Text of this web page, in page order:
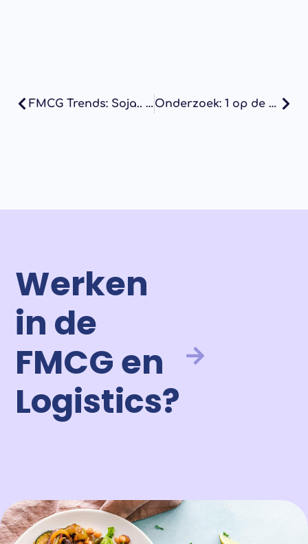
FMCG Trends: Soja.. hoe duurzaam is jouw vlees- en melkvervanger nu echt? Onderzoek: 1 op de 3 twijfelt over echtheid van keurmerken
Werken
in de
FMCG en
Logistics?